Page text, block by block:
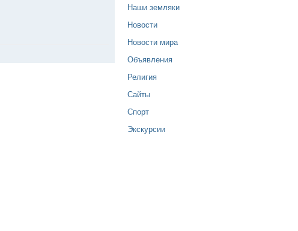
Наши земляки
Новости
Новости мира
Объявления
Религия
Сайты
Спорт
Экскурсии